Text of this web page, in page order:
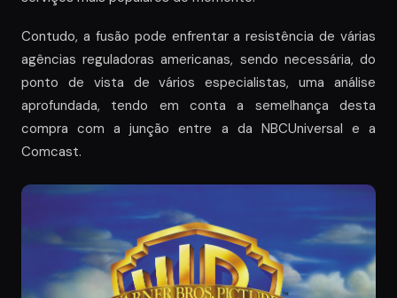
Contudo, a fusão pode enfrentar a resistência de várias
agências reguladoras americanas, sendo necessária, do
ponto de vista de vários especialistas, uma análise
aprofundada, tendo em conta a semelhança desta
compra com a junção entre a da NBCUniversal e a
Comcast.